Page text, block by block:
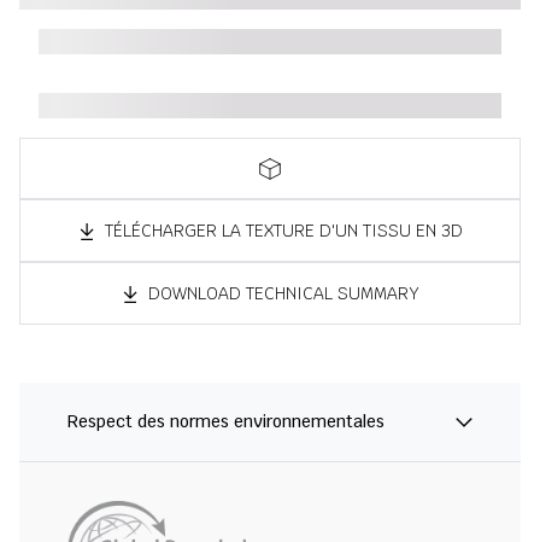
TÉLÉCHARGER LA TEXTURE D'UN TISSU EN 3D
DOWNLOAD TECHNICAL SUMMARY
Respect des normes environnementales